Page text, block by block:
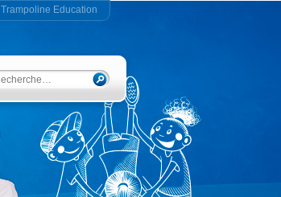
Trampoline Education